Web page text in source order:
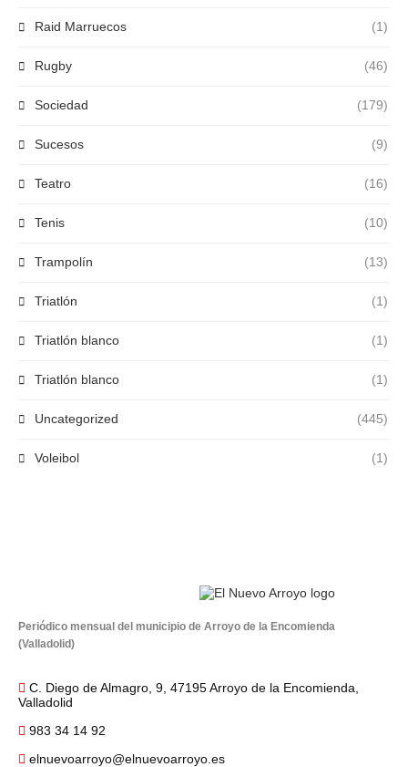
Raid Marruecos (1)
Rugby (46)
Sociedad (179)
Sucesos (9)
Teatro (16)
Tenis (10)
Trampolín (13)
Triatlón (1)
Triatlón blanco (1)
Triatlón blanco (1)
Uncategorized (445)
Voleibol (1)
Periódico mensual del municipio de Arroyo de la Encomienda
(Valladolid)
C. Diego de Almagro, 9, 47195 Arroyo de la Encomienda,
Valladolid
983 34 14 92
elnuevoarroyo@elnuevoarroyo.es